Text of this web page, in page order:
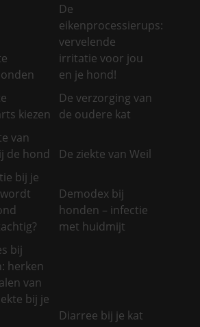
De
eikenprocessierups:
vervelende
irritatie voor jou
en je hond!
kiezen
De verzorging van
de oudere kat
van
de hond
De ziekte van Weil
bij je
Demodex bij
honden – infectie
met huidmijt
bij
herken
van
bij je
Diarree bij je kat